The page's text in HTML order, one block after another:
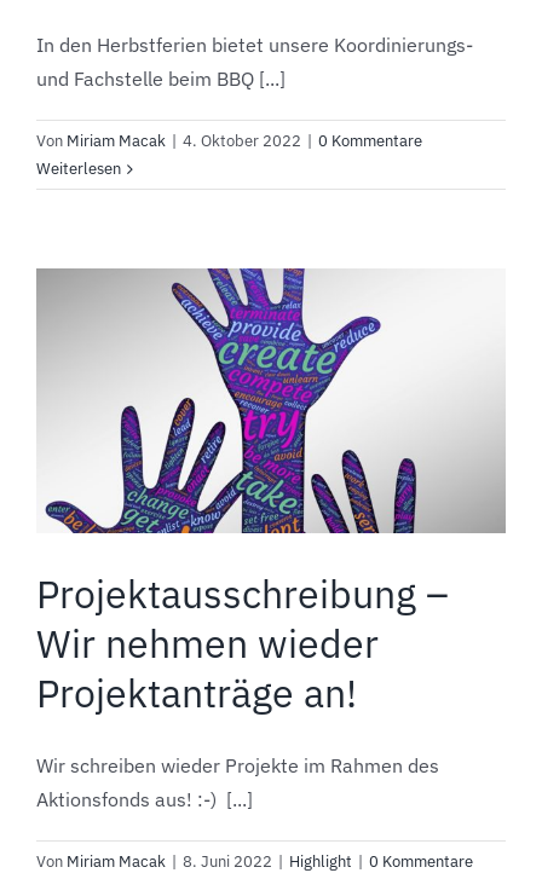
In den Herbstferien bietet unsere Koordinierungs-
und Fachstelle beim BBQ [...]
Von Miriam Macak | 4. Oktober 2022 | 0 Kommentare
Weiterlesen
Projektausschreibung –
Wir nehmen wieder
Projektanträge an!
Wir schreiben wieder Projekte im Rahmen des
Aktionsfonds aus! :-) [...]
Von Miriam Macak | 8. Juni 2022 | Highlight | 0 Kommentare